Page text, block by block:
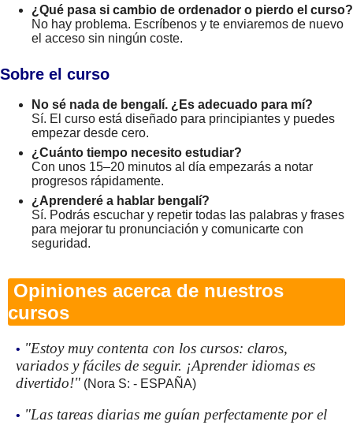
¿Qué pasa si cambio de ordenador o pierdo el curso?
No hay problema. Escríbenos y te enviaremos de nuevo
el acceso sin ningún coste.
Sobre el curso
No sé nada de bengalí. ¿Es adecuado para mí?
Sí. El curso está diseñado para principiantes y puedes
empezar desde cero.
¿Cuánto tiempo necesito estudiar?
Con unos 15–20 minutos al día empezarás a notar
progresos rápidamente.
¿Aprenderé a hablar bengalí?
Sí. Podrás escuchar y repetir todas las palabras y frases
para mejorar tu pronunciación y comunicarte con
seguridad.
Opiniones acerca de nuestros
cursos
• "Estoy muy contenta con los cursos: claros,
variados y fáciles de seguir. ¡Aprender idiomas es
divertido!" (Nora S: - ESPAÑA)
• "Las tareas diarias me guían perfectamente por el